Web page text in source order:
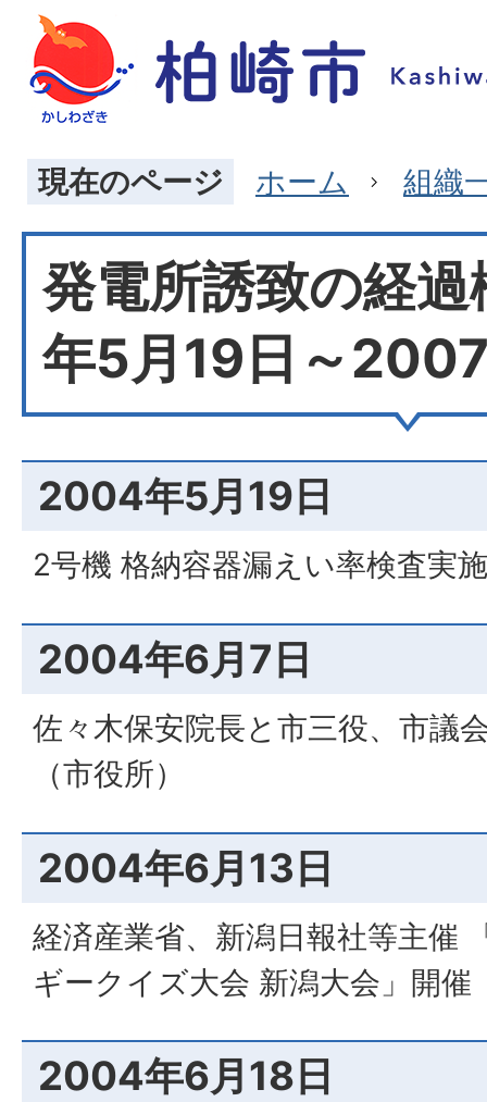
現在のページ ホーム 組織
発電所誘致の経
年5月19日～
2004年5月19日
2号機 格納容器漏えい率検査実
2004年6月7日
佐々木保安院長と市三役、市議
（市役所）
2004年6月13日
経済産業省、新潟日報社等主催
ギークイズ大会 新潟大会」開催
2004年6月18日